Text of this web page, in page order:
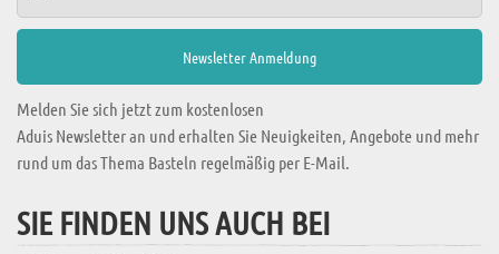
Melden Sie sich jetzt zum kostenlosen
Aduis Newsletter an und erhalten Sie Neuigkeiten, Angebote und mehr
rund um das Thema Basteln regelmäßig per E-Mail.
SIE FINDEN UNS AUCH BEI